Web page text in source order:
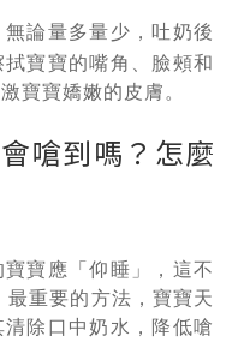
論量多量少，吐奶後
拭寶寶的嘴角、臉頰和
寶寶嬌嫩的皮膚。
嗆到嗎？怎麼
寶應「仰睡」，這不
重要的方法，寶寶天
除口中奶水，降低嗆